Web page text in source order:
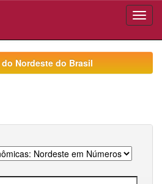
Nordeste do Brasil